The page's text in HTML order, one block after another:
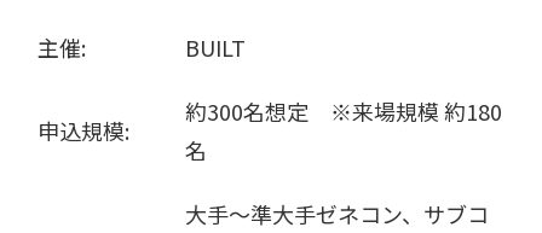
主催: BUILT
申込規模:
約300名想定 ※来場規模 約180
名
大手～準大手ゼネコン、サブコ